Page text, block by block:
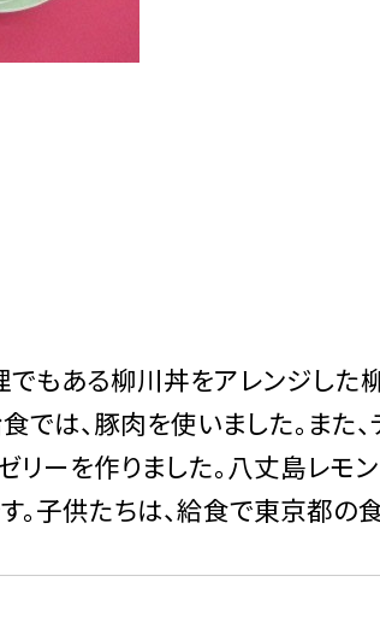
もある柳川丼をアレンジした
では、豚肉を使いました。また
ーを作りました。八丈島レモ
。子供たちは、給食で東京都の